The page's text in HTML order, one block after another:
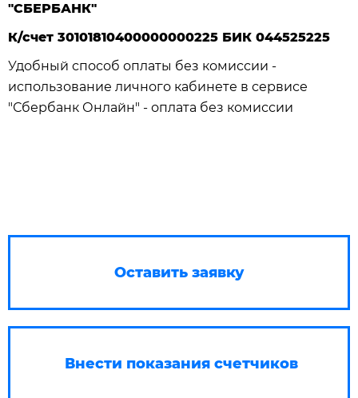
"СБЕРБАНК"
К/счет 30101810400000000225 БИК 044525225
Удобный способ оплаты без комиссии -
использование личного кабинете в сервисе
"Сбербанк Онлайн" - оплата без комиссии
Оставить заявку
Внести показания счетчиков